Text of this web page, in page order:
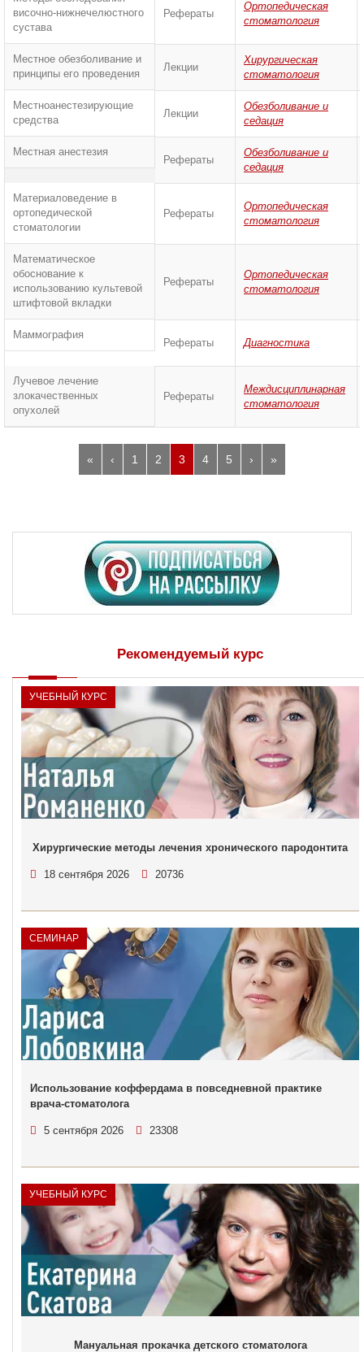
височно-нижнечелюстного
сустава
Рефераты
Ортопедическая
стоматология
Местное обезболивание и
принципы его проведения
Лекции
Хирургическая
стоматология
Местноанестезирующие
средства
Лекции
Обезболивание и
седация
Местная анестезия
Рефераты
Обезболивание и
седация
Материаловедение в
ортопедической
стоматологии
Рефераты
Ортопедическая
стоматология
Математическое
обоснование к
использованию культевой
штифтовой вкладки
Рефераты
Ортопедическая
стоматология
Маммография
Рефераты Диагностика
Лучевое лечение
злокачественных
опухолей
Рефераты
Междисциплинарная
стоматология
« ‹ 1 2 3 4 5 › »
Рекомендуемый курс
УЧЕБНЫЙ КУРС
Хирургические методы лечения хронического пародонтита
18 сентября 2026 20736
СЕМИНАР
Использование коффердама в повседневной практике
врача-стоматолога
5 сентября 2026 23308
УЧЕБНЫЙ КУРС
Мануальная прокачка детского стоматолога